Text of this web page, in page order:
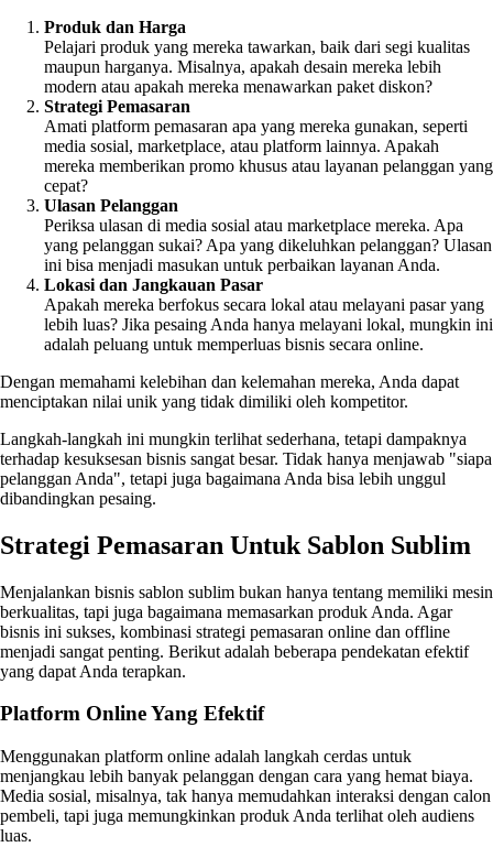
Produk dan Harga
Pelajari produk yang mereka tawarkan, baik dari segi kualitas
maupun harganya. Misalnya, apakah desain mereka lebih
modern atau apakah mereka menawarkan paket diskon?
Strategi Pemasaran
Amati platform pemasaran apa yang mereka gunakan, seperti
media sosial, marketplace, atau platform lainnya. Apakah
mereka memberikan promo khusus atau layanan pelanggan yang
cepat?
Ulasan Pelanggan
Periksa ulasan di media sosial atau marketplace mereka. Apa
yang pelanggan sukai? Apa yang dikeluhkan pelanggan? Ulasan
ini bisa menjadi masukan untuk perbaikan layanan Anda.
Lokasi dan Jangkauan Pasar
Apakah mereka berfokus secara lokal atau melayani pasar yang
lebih luas? Jika pesaing Anda hanya melayani lokal, mungkin ini
adalah peluang untuk memperluas bisnis secara online.
Dengan memahami kelebihan dan kelemahan mereka, Anda dapat
menciptakan nilai unik yang tidak dimiliki oleh kompetitor.
Langkah-langkah ini mungkin terlihat sederhana, tetapi dampaknya
terhadap kesuksesan bisnis sangat besar. Tidak hanya menjawab "siapa
pelanggan Anda", tetapi juga bagaimana Anda bisa lebih unggul
dibandingkan pesaing.
Strategi Pemasaran Untuk Sablon Sublim
Menjalankan bisnis sablon sublim bukan hanya tentang memiliki mesin
berkualitas, tapi juga bagaimana memasarkan produk Anda. Agar
bisnis ini sukses, kombinasi strategi pemasaran online dan offline
menjadi sangat penting. Berikut adalah beberapa pendekatan efektif
yang dapat Anda terapkan.
Platform Online Yang Efektif
Menggunakan platform online adalah langkah cerdas untuk
menjangkau lebih banyak pelanggan dengan cara yang hemat biaya.
Media sosial, misalnya, tak hanya memudahkan interaksi dengan calon
pembeli, tapi juga memungkinkan produk Anda terlihat oleh audiens
luas.